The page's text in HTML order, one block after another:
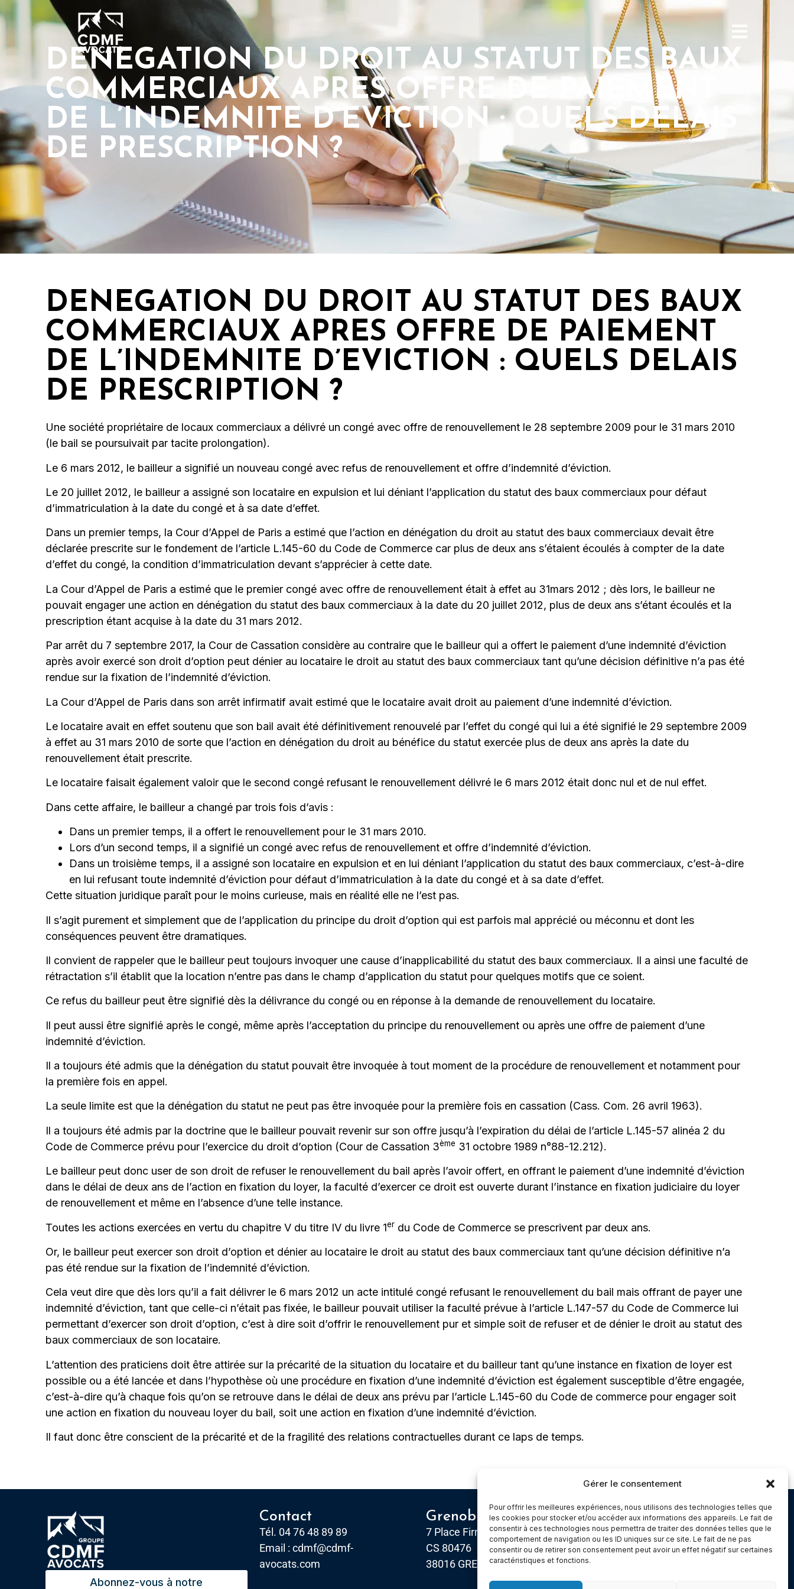
Gérer le consentement
Pour offrir les meilleures expériences, nous utilisons des technologies telles que
les cookies pour stocker et/ou accéder aux informations des appareils. Le fait de
consentir à ces technologies nous permettra de traiter des données telles que le
comportement de navigation ou les ID uniques sur ce site. Le fait de ne pas
consentir ou de retirer son consentement peut avoir un effet négatif sur certaines
caractéristiques et fonctions.
DENEGATION DU DROIT AU STATUT DES BAUX
COMMERCIAUX APRES OFFRE DE PAIEMENT
DE L’INDEMNITE D’EVICTION : QUELS DELAIS
DE PRESCRIPTION ?
DENEGATION DU DROIT AU STATUT DES BAUX
COMMERCIAUX APRES OFFRE DE PAIEMENT
DE L’INDEMNITE D’EVICTION : QUELS DELAIS
DE PRESCRIPTION ?
Une société propriétaire de locaux commerciaux a délivré un congé avec offre de renouvellement le 28 septembre 2009 pour le 31 mars 2010
(le bail se poursuivait par tacite prolongation).
Le 6 mars 2012, le bailleur a signifié un nouveau congé avec refus de renouvellement et offre d’indemnité d’éviction.
Le 20 juillet 2012, le bailleur a assigné son locataire en expulsion et lui déniant l’application du statut des baux commerciaux pour défaut
d’immatriculation à la date du congé et à sa date d’effet.
Dans un premier temps, la Cour d’Appel de Paris a estimé que l’action en dénégation du droit au statut des baux commerciaux devait être
déclarée prescrite sur le fondement de l’article L.145-60 du Code de Commerce car plus de deux ans s’étaient écoulés à compter de la date
d’effet du congé, la condition d’immatriculation devant s’apprécier à cette date.
La Cour d’Appel de Paris a estimé que le premier congé avec offre de renouvellement était à effet au 31mars 2012 ; dès lors, le bailleur ne
pouvait engager une action en dénégation du statut des baux commerciaux à la date du 20 juillet 2012, plus de deux ans s’étant écoulés et la
prescription étant acquise à la date du 31 mars 2012.
Par arrêt du 7 septembre 2017, la Cour de Cassation considère au contraire que le bailleur qui a offert le paiement d’une indemnité d’éviction
après avoir exercé son droit d’option peut dénier au locataire le droit au statut des baux commerciaux tant qu’une décision définitive n’a pas été
rendue sur la fixation de l’indemnité d’éviction.
La Cour d’Appel de Paris dans son arrêt infirmatif avait estimé que le locataire avait droit au paiement d’une indemnité d’éviction.
Le locataire avait en effet soutenu que son bail avait été définitivement renouvelé par l’effet du congé qui lui a été signifié le 29 septembre 2009
à effet au 31 mars 2010 de sorte que l’action en dénégation du droit au bénéfice du statut exercée plus de deux ans après la date du
renouvellement était prescrite.
Le locataire faisait également valoir que le second congé refusant le renouvellement délivré le 6 mars 2012 était donc nul et de nul effet.
Dans cette affaire, le bailleur a changé par trois fois d’avis :
Dans un premier temps, il a offert le renouvellement pour le 31 mars 2010.
Lors d’un second temps, il a signifié un congé avec refus de renouvellement et offre d’indemnité d’éviction.
Dans un troisième temps, il a assigné son locataire en expulsion et en lui déniant l’application du statut des baux commerciaux, c’est-à-dire
en lui refusant toute indemnité d’éviction pour défaut d’immatriculation à la date du congé et à sa date d’effet.
Cette situation juridique paraît pour le moins curieuse, mais en réalité elle ne l’est pas.
Il s’agit purement et simplement que de l’application du principe du droit d’option qui est parfois mal apprécié ou méconnu et dont les
conséquences peuvent être dramatiques.
Il convient de rappeler que le bailleur peut toujours invoquer une cause d’inapplicabilité du statut des baux commerciaux. Il a ainsi une faculté de
rétractation s’il établit que la location n’entre pas dans le champ d’application du statut pour quelques motifs que ce soient.
Ce refus du bailleur peut être signifié dès la délivrance du congé ou en réponse à la demande de renouvellement du locataire.
Il peut aussi être signifié après le congé, même après l’acceptation du principe du renouvellement ou après une offre de paiement d’une
indemnité d’éviction.
Il a toujours été admis que la dénégation du statut pouvait être invoquée à tout moment de la procédure de renouvellement et notamment pour
la première fois en appel.
La seule limite est que la dénégation du statut ne peut pas être invoquée pour la première fois en cassation (Cass. Com. 26 avril 1963).
Il a toujours été admis par la doctrine que le bailleur pouvait revenir sur son offre jusqu’à l’expiration du délai de l’article L.145-57 alinéa 2 du
Code de Commerce prévu pour l’exercice du droit d’option (Cour de Cassation 3ème 31 octobre 1989 n°88-12.212).
Le bailleur peut donc user de son droit de refuser le renouvellement du bail après l’avoir offert, en offrant le paiement d’une indemnité d’éviction
dans le délai de deux ans de l’action en fixation du loyer, la faculté d’exercer ce droit est ouverte durant l’instance en fixation judiciaire du loyer
de renouvellement et même en l’absence d’une telle instance.
Toutes les actions exercées en vertu du chapitre V du titre IV du livre 1er du Code de Commerce se prescrivent par deux ans.
Or, le bailleur peut exercer son droit d’option et dénier au locataire le droit au statut des baux commerciaux tant qu’une décision définitive n’a
pas été rendue sur la fixation de l’indemnité d’éviction.
Cela veut dire que dès lors qu’il a fait délivrer le 6 mars 2012 un acte intitulé congé refusant le renouvellement du bail mais offrant de payer une
indemnité d’éviction, tant que celle-ci n’était pas fixée, le bailleur pouvait utiliser la faculté prévue à l’article L.147-57 du Code de Commerce lui
permettant d’exercer son droit d’option, c’est à dire soit d’offrir le renouvellement pur et simple soit de refuser et de dénier le droit au statut des
baux commerciaux de son locataire.
L’attention des praticiens doit être attirée sur la précarité de la situation du locataire et du bailleur tant qu’une instance en fixation de loyer est
possible ou a été lancée et dans l’hypothèse où une procédure en fixation d’une indemnité d’éviction est également susceptible d’être engagée,
c’est-à-dire qu’à chaque fois qu’on se retrouve dans le délai de deux ans prévu par l’article L.145-60 du Code de commerce pour engager soit
une action en fixation du nouveau loyer du bail, soit une action en fixation d’une indemnité d’éviction.
Il faut donc être conscient de la précarité et de la fragilité des relations contractuelles durant ce laps de temps.
Abonnez-vous à notre
Contact
Tél. 04 76 48 89 89
Email : cdmf@cdmf-
avocats.com
Grenoble
7 Place Firmin Gautier
CS 80476
38016 GRENOBLE, Cedex 1
Chambery
Immeuble le Paris
5 rue Claude Martin